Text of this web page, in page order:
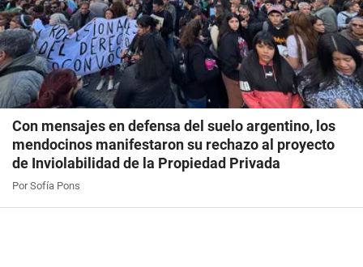
Con mensajes en defensa del suelo argentino, los
mendocinos manifestaron su rechazo al proyecto
de Inviolabilidad de la Propiedad Privada
Por Sofía Pons